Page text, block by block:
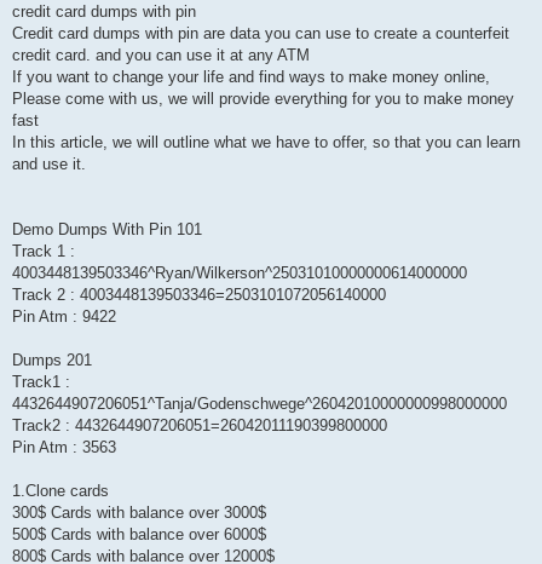
credit card dumps with pin
Credit card dumps with pin are data you can use to create a counterfeit
credit card. and you can use it at any ATM
If you want to change your life and find ways to make money online,
Please come with us, we will provide everything for you to make money
fast
In this article, we will outline what we have to offer, so that you can learn
and use it.
Demo Dumps With Pin 101
Track 1 :
4003448139503346^Ryan/Wilkerson^25031010000000614000000
Track 2 : 4003448139503346=2503101072056140000
Pin Atm : 9422
Dumps 201
Track1 :
4432644907206051^Tanja/Godenschwege^26042010000000998000000
Track2 : 4432644907206051=26042011190399800000
Pin Atm : 3563
1.Clone cards
300$ Cards with balance over 3000$
500$ Cards with balance over 6000$
800$ Cards with balance over 12000$